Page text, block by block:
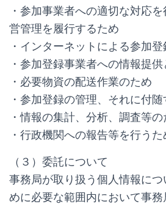
・参加事業者への適切な対応
営管理を履行するため
・インターネットによる参加
・参加登録事業者への情報提
・必要物資の配送作業のため
・参加登録の管理、それに付
・情報の集計、分析、調査等の
・行政機関への報告等を行うた
（３）委託について
事務局が取り扱う個人情報に
めに必要な範囲内において事